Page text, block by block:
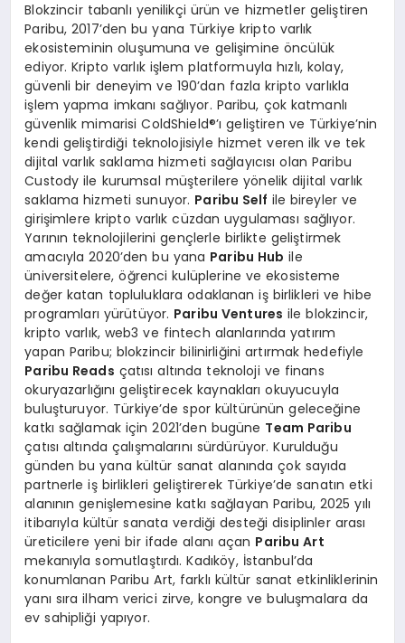
Blokzincir tabanlı yenilikçi ürün ve hizmetler geliştiren
Paribu, 2017’den bu yana Türkiye kripto varlık
ekosisteminin oluşumuna ve gelişimine öncülük
ediyor. Kripto varlık işlem platformuyla hızlı, kolay,
güvenli bir deneyim ve 190’dan fazla kripto varlıkla
işlem yapma imkanı sağlıyor. Paribu, çok katmanlı
güvenlik mimarisi ColdShield®’ı geliştiren ve Türkiye’nin
kendi geliştirdiği teknolojisiyle hizmet veren ilk ve tek
dijital varlık saklama hizmeti sağlayıcısı olan Paribu
Custody ile kurumsal müşterilere yönelik dijital varlık
saklama hizmeti sunuyor. Paribu Self ile bireyler ve
girişimlere kripto varlık cüzdan uygulaması sağlıyor.
Yarının teknolojilerini gençlerle birlikte geliştirmek
amacıyla 2020’den bu yana Paribu Hub ile
üniversitelere, öğrenci kulüplerine ve ekosisteme
değer katan topluluklara odaklanan iş birlikleri ve hibe
programları yürütüyor. Paribu Ventures ile blokzincir,
kripto varlık, web3 ve fintech alanlarında yatırım
yapan Paribu; blokzincir bilinirliğini artırmak hedefiyle
Paribu Reads çatısı altında teknoloji ve finans
okuryazarlığını geliştirecek kaynakları okuyucuyla
buluşturuyor. Türkiye’de spor kültürünün geleceğine
katkı sağlamak için 2021’den bugüne Team Paribu
çatısı altında çalışmalarını sürdürüyor. Kurulduğu
günden bu yana kültür sanat alanında çok sayıda
partnerle iş birlikleri geliştirerek Türkiye’de sanatın etki
alanının genişlemesine katkı sağlayan Paribu, 2025 yılı
itibarıyla kültür sanata verdiği desteği disiplinler arası
üreticilere yeni bir ifade alanı açan Paribu Art
mekanıyla somutlaştırdı. Kadıköy, İstanbul’da
konumlanan Paribu Art, farklı kültür sanat etkinliklerinin
yanı sıra ilham verici zirve, kongre ve buluşmalara da
ev sahipliği yapıyor.